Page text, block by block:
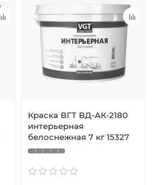
Краска ВГТ ВД-АК-2180
интерьерная
белоснежная 7 кг 15327